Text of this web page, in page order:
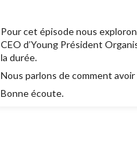
Pour cet épisode nous
CEO d’Young Président
la durée.
Nous parlons de comment
Bonne écoute.